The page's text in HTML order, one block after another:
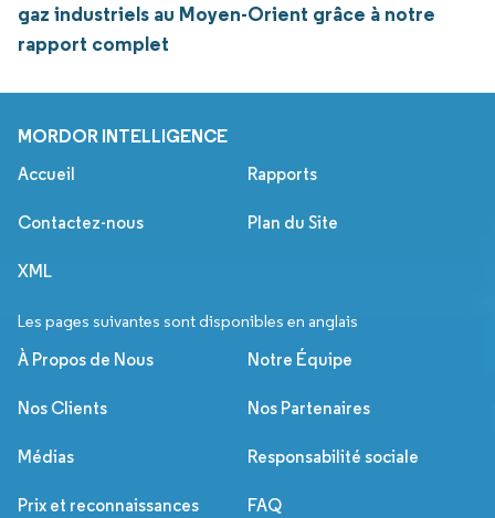
gaz industriels au Moyen-Orient grâce à notre
rapport complet
MORDOR INTELLIGENCE
Accueil Rapports
Contactez-nous Plan du Site
XML
Les pages suivantes sont disponibles en anglais
À Propos de Nous Notre Équipe
Nos Clients Nos Partenaires
Médias Responsabilité sociale
Prix et reconnaissances FAQ